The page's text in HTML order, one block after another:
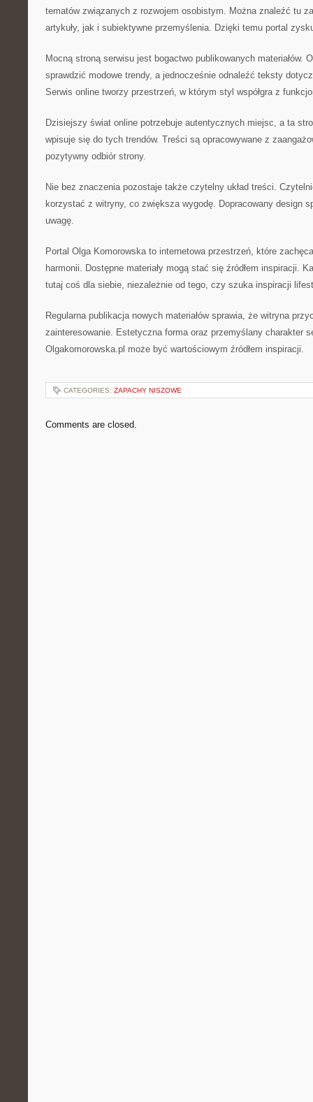
tematów związanych z rozwojem osobistym. Można znaleźć tu
artykuły, jak i subiektywne przemyślenia. Dzięki temu portal
Mocną stroną serwisu jest bogactwo publikowanych materiałów.
sprawdzić modowe trendy, a jednocześnie odnaleźć teksty
Serwis online tworzy przestrzeń, w którym styl współgra z
Dzisiejszy świat online potrzebuje autentycznych miejsc, a ta
wpisuje się do tych trendów. Treści są opracowywane z
pozytywny odbiór strony.
Nie bez znaczenia pozostaje także czytelny układ treści.
korzystać z witryny, co zwiększa wygodę. Dopracowany design
uwagę.
Portal Olga Komorowska to internetowa przestrzeń, które
harmonii. Dostępne materiały mogą stać się źródłem inspiracji.
tutaj coś dla siebie, niezależnie od tego, czy szuka inspiracji
Regularna publikacja nowych materiałów sprawia, że witryna
zainteresowanie. Estetyczna forma oraz przemyślany charakter
Olgakomorowska.pl może być wartościowym źródłem inspiracji.
CATEGORIES: ZAPACHY NISZOWE
Comments are closed.